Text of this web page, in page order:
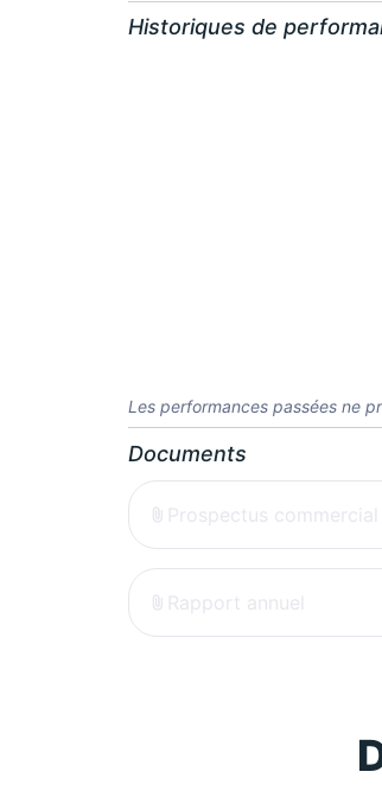
Historiques de
Les performances passées ne
Documents
Prospectus commercial
Rapport annuel